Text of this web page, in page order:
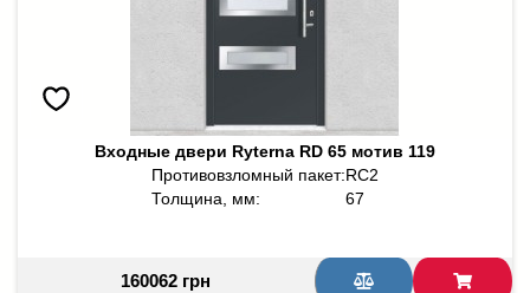
Входные двери Ryterna RD 65 мотив 119
Противовзломный пакет:RC2
Толщина, мм:
67
160062 грн